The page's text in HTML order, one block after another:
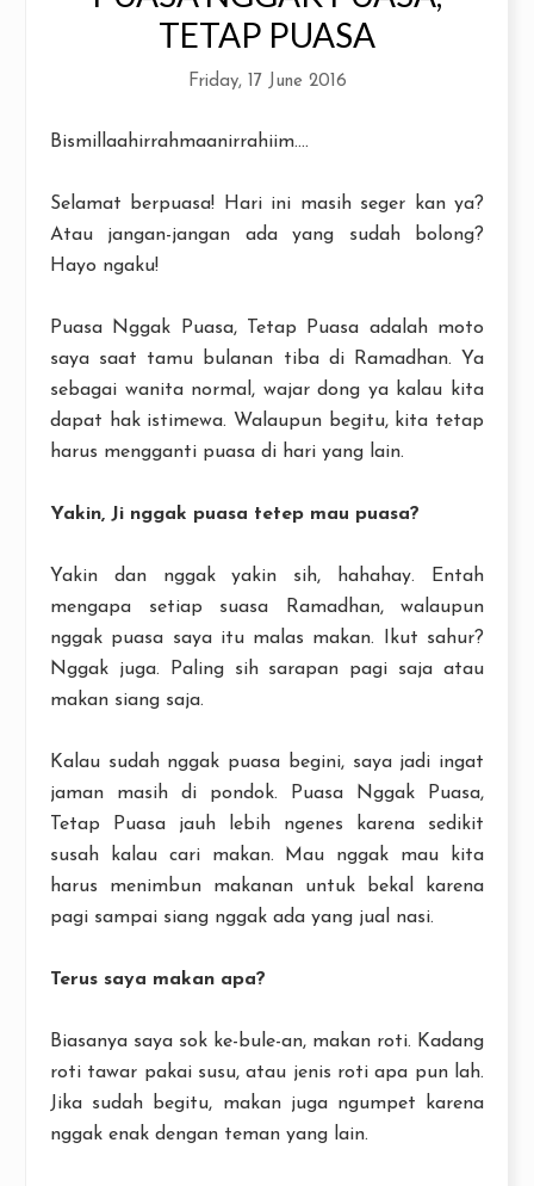
TETAP PUASA
Friday, 17 June 2016
Bismillaahirrahmaanirrahiim....
Selamat berpuasa! Hari ini masih seger kan ya?
Atau jangan-jangan ada yang sudah bolong?
Hayo ngaku!
Puasa Nggak Puasa, Tetap Puasa adalah moto
saya saat tamu bulanan tiba di Ramadhan. Ya
sebagai wanita normal, wajar dong ya kalau kita
dapat hak istimewa. Walaupun begitu, kita tetap
harus mengganti puasa di hari yang lain.
Yakin, Ji nggak puasa tetep mau puasa?
Yakin dan nggak yakin sih, hahahay. Entah
mengapa setiap suasa Ramadhan, walaupun
nggak puasa saya itu malas makan. Ikut sahur?
Nggak juga. Paling sih sarapan pagi saja atau
makan siang saja.
Kalau sudah nggak puasa begini, saya jadi ingat
jaman masih di pondok. Puasa Nggak Puasa,
Tetap Puasa jauh lebih ngenes karena sedikit
susah kalau cari makan. Mau nggak mau kita
harus menimbun makanan untuk bekal karena
pagi sampai siang nggak ada yang jual nasi.
Terus saya makan apa?
Biasanya saya sok ke-bule-an, makan roti. Kadang
roti tawar pakai susu, atau jenis roti apa pun lah.
Jika sudah begitu, makan juga ngumpet karena
nggak enak dengan teman yang lain.